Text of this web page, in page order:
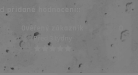
přidané hodnocení::